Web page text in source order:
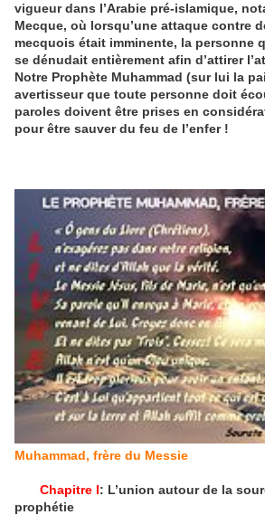
vigueur dans l’Arabie pré-islamique,
Mecque, où lorsqu’une attaque contre
mecquois était imminente, la personne
se dénudait entièrement afin d’attirer
Notre Prophète Muhammad (sur lui la
avertisseur que toute personne doit
paroles doivent être prises en
pour être sauver du feu de l’enfer !
Muhammad, frère du Messie
Chapitre I: L’union autour de la
prophétie